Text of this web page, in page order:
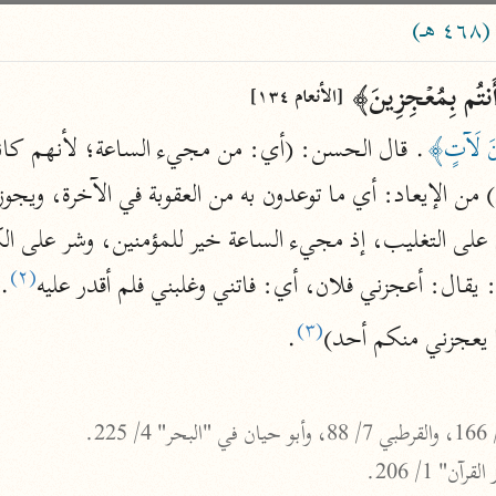
الباحث القرآني
علوم مصاحف
Type 2 or
1 or
عامّة
فتح القدير
معاصرة
بِمُعۡجِزِینَ﴾ [الأنعام ١٣٤]
لَآتٍ﴾. قال الحسن: (أي: من مجيء الساعة؛ لأنهم كانوا
التغليب، إذ مجيء الساعة خير للمؤمنين، وشر على
أعجزني فلان، أي: فاتني وغلبني فلم أقدر عليه(٢) .
يعجزني منكم أحد)(٣) .
1/ 206.